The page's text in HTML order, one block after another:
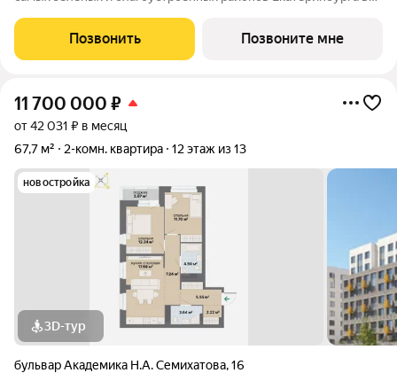
планировки: помимо стандартных, есть варианты с террасами,
антресолями,
Позвонить Позвоните мне
11 700 000 ₽
от 42 031 ₽ в месяц
67,7 м²
2-комн. квартира 12 этаж из 13
новостройка
3D-тур
бульвар Академика Н.А. Семихатова,16